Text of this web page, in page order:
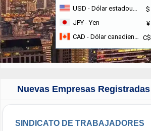
USD - Dólar estadounidense $
JPY - Yen ¥
CAD - Dólar canadiense C$
Nuevas Empresas Registradas
SINDICATO DE TRABAJADORES